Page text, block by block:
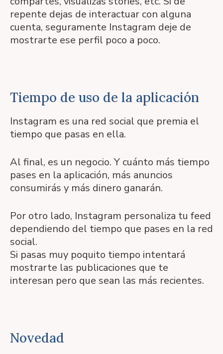
repente dejas de interactuar con alguna
cuenta, seguramente Instagram deje de
mostrarte ese perfil poco a poco.
Tiempo de uso de la aplicación
Instagram es una red social que premia el
tiempo que pasas en ella.
Al final, es un negocio. Y cuánto más tiempo
pases en la aplicación, más anuncios
consumirás y más dinero ganarán.
Por otro lado, Instagram personaliza tu feed
dependiendo del tiempo que pases en la red
social.
Si pasas muy poquito tiempo intentará
mostrarte las publicaciones que te
interesan pero que sean las más recientes.
Novedad